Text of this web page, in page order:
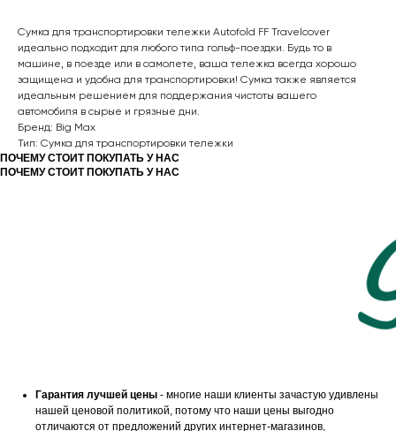
Сумка для транспортировки тележки Autofold FF Travelcover
идеально подходит для любого типа гольф-поездки. Будь то в
машине, в поезде или в самолете, ваша тележка всегда хорошо
защищена и удобна для транспортировки! Сумка также является
идеальным решением для поддержания чистоты вашего
автомобиля в сырые и грязные дни.
Бренд: Big Max
Тип: Сумка для транспортировки тележки
ПОЧЕМУ СТОИТ ПОКУПАТЬ У НАС
ПОЧЕМУ СТОИТ ПОКУПАТЬ У НАС
Гарантия лучшей цены - многие наши клиенты зачастую удивлены
нашей ценовой политикой, потому что наши цены выгодно
отличаются от предложений других интернет-магазинов,